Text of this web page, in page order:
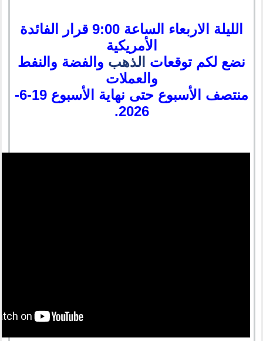
الليلة الاربعاء الساعة 9:00 قرار الفائدة
الأمريكية
نضع لكم توقعات الذهب والفضة والنفط
والعملات
منتصف الأسبوع حتى نهاية الأسبوع 19-6-
2026.